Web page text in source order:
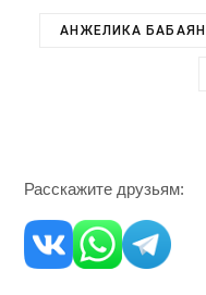
АНЖЕЛИКА БАБАЯН
Расскажите друзьям: